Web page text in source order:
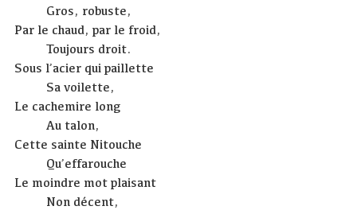
Gros, robuste,
Par le chaud, par le froid,
Toujours droit.
Sous l’acier qui paillette
Sa voilette,
Le cachemire long
Au talon,
Cette sainte Nitouche
Qu’effarouche
Le moindre mot plaisant
Non décent,